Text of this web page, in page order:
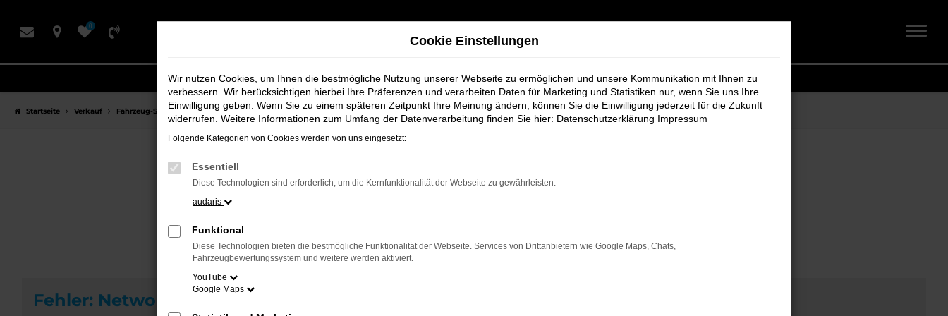
Hauptinhalt
0
Startseite Verkauf Fahrzeug-Showroom
Fahrzeug-Showroom
Fehler: Network Error
Cookie Einstellungen
Wir nutzen Cookies, um Ihnen die bestmögliche Nutzung unserer Webseite zu ermöglichen und unsere Kommunikation mit Ihnen zu
verbessern. Wir berücksichtigen hierbei Ihre Präferenzen und verarbeiten Daten für Marketing und Statistiken nur, wenn Sie uns Ihre
Einwilligung geben. Wenn Sie zu einem späteren Zeitpunkt Ihre Meinung ändern, können Sie die Einwilligung jederzeit für die Zukunft
widerrufen. Weitere Informationen zum Umfang der Datenverarbeitung finden Sie hier: Datenschutzerklärung Impressum
Folgende Kategorien von Cookies werden von uns eingesetzt:
Essentiell
Diese Technologien sind erforderlich, um die Kernfunktionalität der Webseite zu gewährleisten.
audaris
Funktional
Diese Technologien bieten die bestmögliche Funktionalität der Webseite. Services von Drittanbietern wie Google Maps, Chats,
Fahrzeugbewertungssystem und weitere werden aktiviert.
YouTube
Google Maps